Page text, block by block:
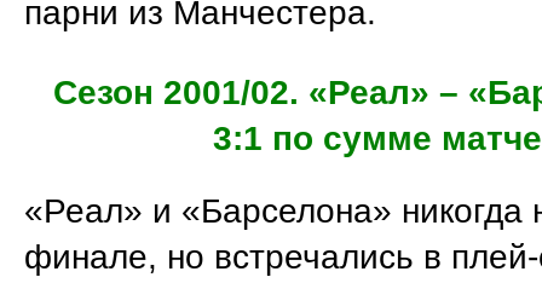
парни из Манчестера.
Сезон 2001/02. «Реал» –
3:1 по сумме
«Реал» и «Барселона» никогда
финале, но встречались в